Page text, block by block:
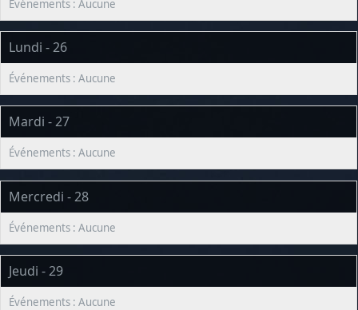
Lundi - 26
Mardi - 27
Mercredi - 28
Jeudi - 29